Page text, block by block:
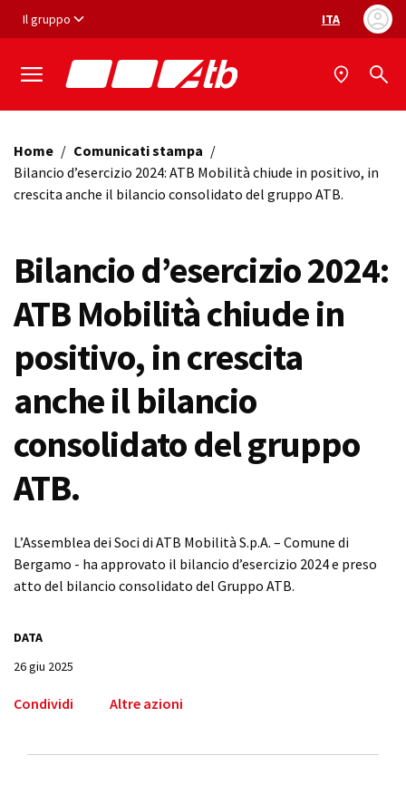
Vai ai contenuti
Vai al footer
Il gruppo Selezione
ITA
Home / Comunicati stampa /
Bilancio d’esercizio 2024: ATB Mobilità chiude in positivo, in
crescita anche il bilancio consolidato del gruppo ATB.
Bilancio d’esercizio 2024:
ATB Mobilità chiude in
positivo, in crescita
anche il bilancio
consolidato del gruppo
ATB.
L’Assemblea dei Soci di ATB Mobilità S.p.A. – Comune di
Bergamo - ha approvato il bilancio d’esercizio 2024 e preso
atto del bilancio consolidato del Gruppo ATB.
DATA
26 giu 2025
Condividi Altre azioni